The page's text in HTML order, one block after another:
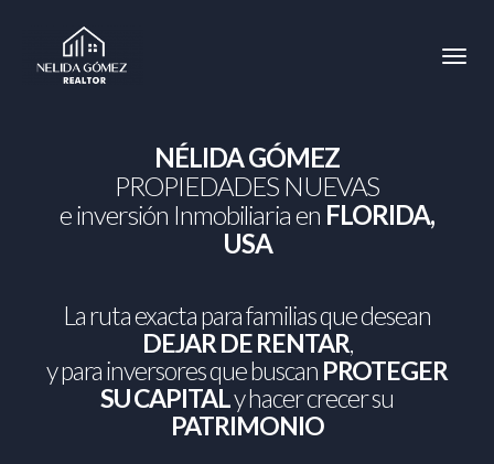
NÉLIDA GÓMEZ
PROPIEDADES NUEVAS
e inversión Inmobiliaria en FLORIDA,
USA
La ruta exacta para familias que desean
DEJAR DE RENTAR,
y para inversores que buscan PROTEGER
SU CAPITALy hacer crecer su
PATRIMONIO